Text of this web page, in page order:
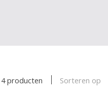
4 producten Sorteren op